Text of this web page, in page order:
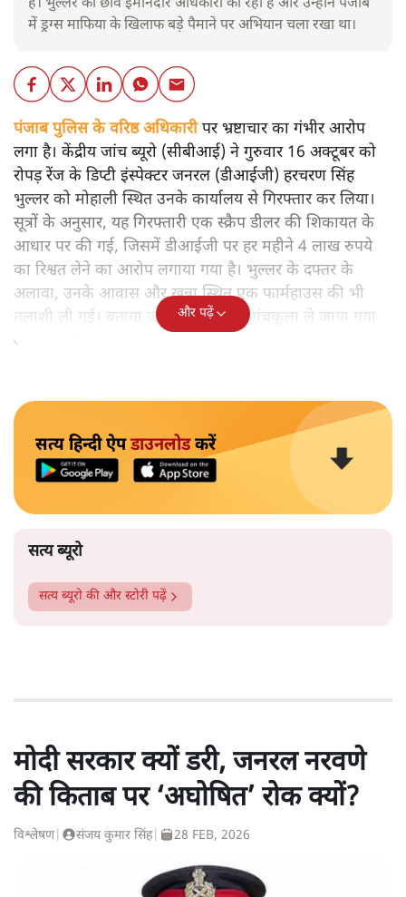
है। भुल्लर की छवि ईमानदार अधिकारी की रही है और उन्होंने पंजाब
में ड्रग्स माफिया के खिलाफ बड़े पैमाने पर अभियान चला रखा था।
पंजाब पुलिस के वरिष्ठ अधिकारीपर भ्रष्टाचार का गंभीर आरोप
लगा है। केंद्रीय जांच ब्यूरो (सीबीआई) ने गुरुवार 16 अक्टूबर को
रोपड़ रेंज के डिप्टी इंस्पेक्टर जनरल (डीआईजी) हरचरण सिंह
भुल्लर को मोहाली स्थित उनके कार्यालय से गिरफ्तार कर लिया।
सूत्रों के अनुसार, यह गिरफ्तारी एक स्क्रैप डीलर की शिकायत के
आधार पर की गई, जिसमें डीआईजी पर हर महीने 4 लाख रुपये
का रिश्वत लेने का आरोप लगाया गया है। भुल्लर के दफ्तर के
अलावा, उनके आवास और खन्ना स्थित एक फार्महाउस की भी
तलाशी ली गई। बताया जा रहा है कि उन्हें पंचकूला ले जाया गया
और बाद में वापस लाया गया।
और पढ़ें
सत्य हिन्दी ऐपडाउनलोडकरें
सत्य ब्यूरो
सत्य ब्यूरो की और स्टोरी पढ़ें
मोदी सरकार क्यों डरी, जनरल नरवणे
की किताब पर ‘अघोषित’ रोक क्यों?
विश्लेषण| संजय कुमार सिंह| 28 FEB, 2026